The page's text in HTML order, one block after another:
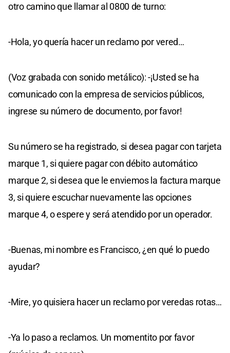
otro camino que llamar al 0800 de turno:
-Hola, yo quería hacer un reclamo por vered…
(Voz grabada con sonido metálico): -¡Usted se ha
comunicado con la empresa de servicios públicos,
ingrese su número de documento, por favor!
Su número se ha registrado, si desea pagar con tarjeta
marque 1, si quiere pagar con débito automático
marque 2, si desea que le enviemos la factura marque
3, si quiere escuchar nuevamente las opciones
marque 4, o espere y será atendido por un operador.
-Buenas, mi nombre es Francisco, ¿en qué lo puedo
ayudar?
-Mire, yo quisiera hacer un reclamo por veredas rotas…
-Ya lo paso a reclamos. Un momentito por favor